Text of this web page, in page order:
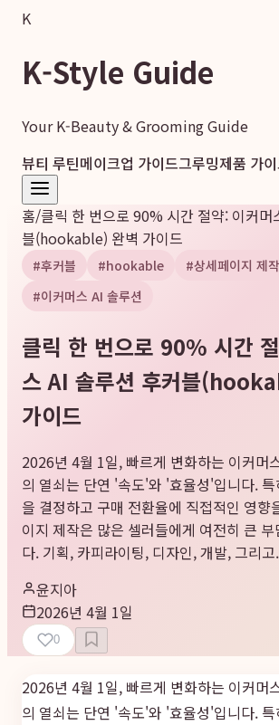
K
K-Style Guide
Your K-Beauty & Grooming Guide
뷰티 루틴메이크업 가이드그루밍제품 가
홈/클릭 한 번으로 90% 시간 절약: 이커머
블(hookable) 완벽 가이드
#후커블 #hookable #상세페이지 제
#이커머스 AI 솔루션
클릭 한 번으로 90% 시간
스 AI 솔루션 후커블
가이드
2026년 4월 1일, 빠르게 변화하는 이커머
의 열쇠는 단연 '속도'와 '효율성'입니다.
을 결정하고 구매 전환율에 직접적인 영향
이지 제작은 많은 셀러들에게 여전히 큰
다. 기획, 카피라이팅, 디자인, 개발, 그리고
윤지아
2026년 4월 1일
0
2026년 4월 1일, 빠르게 변화하는 이커머
의 열쇠는 단연 '속도'와 '효율성'입니다.